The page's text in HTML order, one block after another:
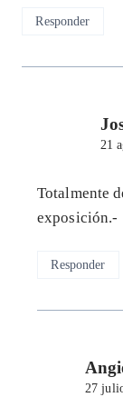
Responder
21
Totalmente
exposición.-
Responder
27